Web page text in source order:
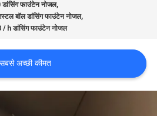
डांसिंग फाउंटेन नोजल,
बॉल डांसिंग फाउंटेन नोजल,
/ h डांसिंग फाउंटेन नोजल
सबसे अच्छी कीमत